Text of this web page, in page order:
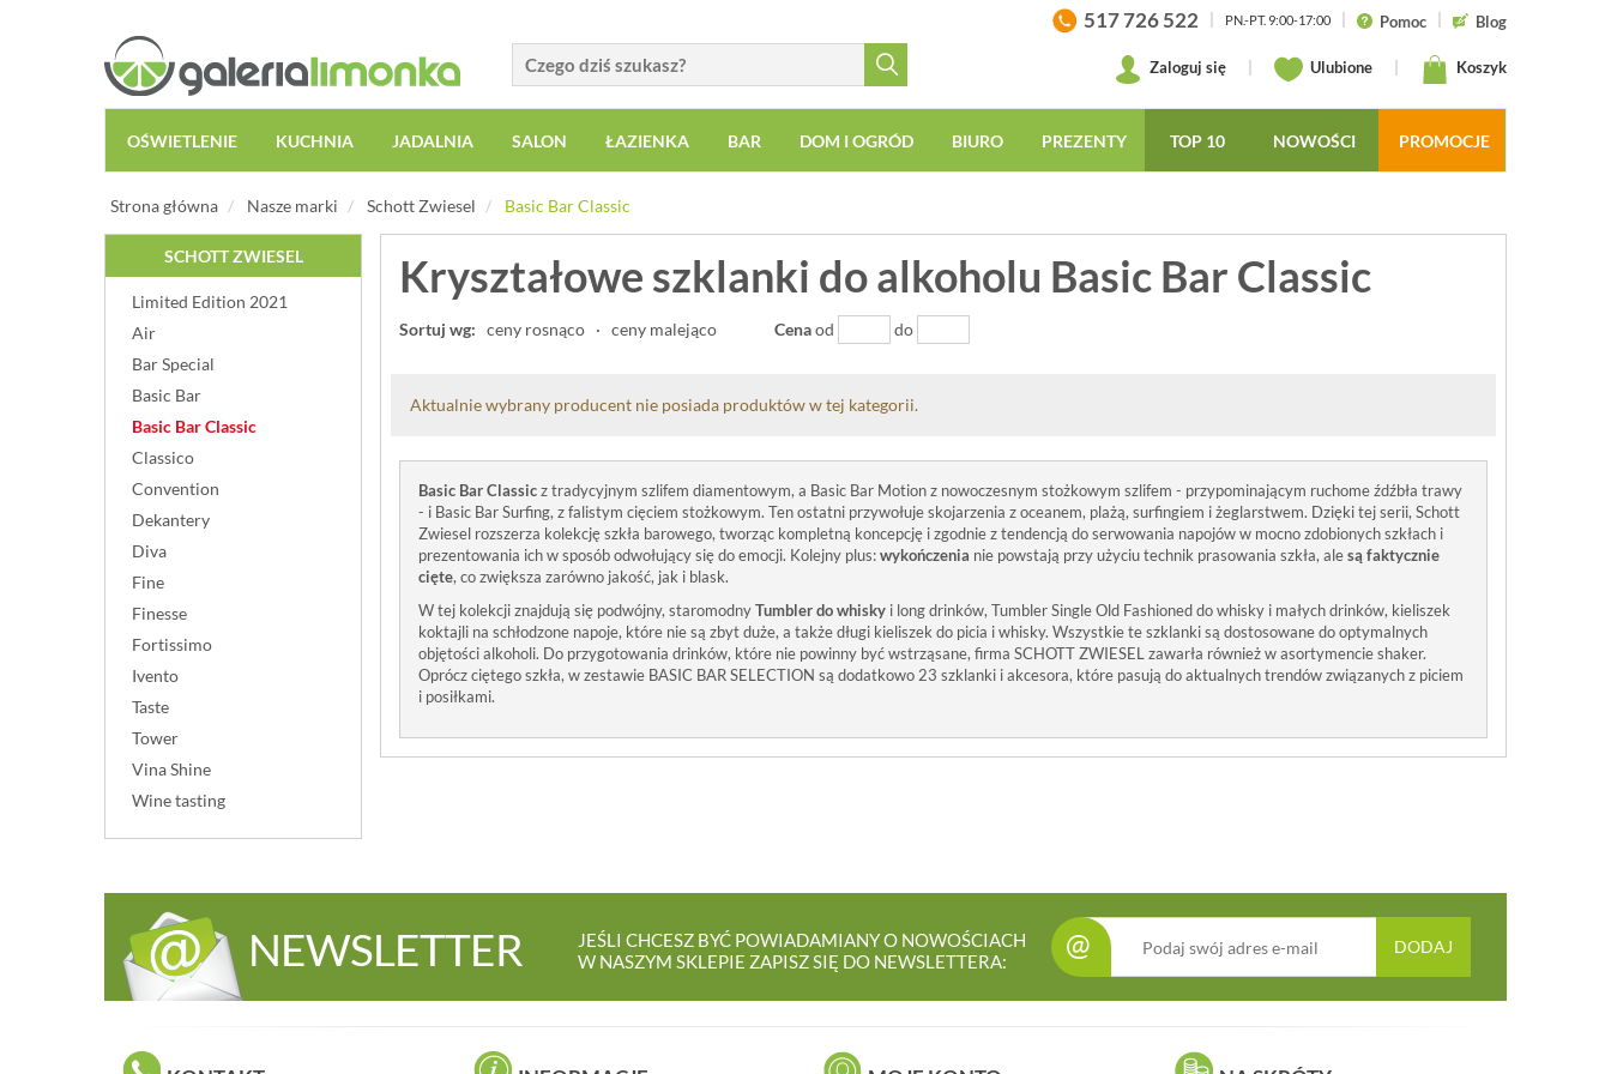
517 726 522 PN.-PT. 9:00-17:00 Pomoc Blog
Zaloguj się Ulubione Koszyk
OŚWIETLENIE KUCHNIA JADALNIA SALON ŁAZIENKA BAR DOM I OGRÓD BIURO PREZENTY TOP 10 NOWOŚCI PROMOCJE
Strona główna Nasze marki Schott Zwiesel Basic Bar Classic
SCHOTT ZWIESEL
Limited Edition 2021
Air
Bar Special
Basic Bar
Basic Bar Classic
Classico
Convention
Dekantery
Diva
Fine
Finesse
Fortissimo
Ivento
Taste
Tower
Vina Shine
Wine tasting
Kryształowe szklanki do alkoholu Basic Bar Classic
Sortuj wg: ceny rosnąco · ceny malejąco Cenaod do
Aktualnie wybrany producent nie posiada produktów w tej kategorii.
Basic Bar Classicz tradycyjnym szlifem diamentowym, a Basic Bar Motion z nowoczesnym stożkowym szlifem - przypominającym ruchome źdźbła trawy
- i Basic Bar Surfing, z falistym cięciem stożkowym. Ten ostatni przywołuje skojarzenia z oceanem, plażą, surfingiem i żeglarstwem. Dzięki tej serii, Schott
Zwiesel rozszerza kolekcję szkła barowego, tworząc kompletną koncepcję i zgodnie z tendencją do serwowania napojów w mocno zdobionych szkłach i
prezentowania ich w sposób odwołujący się do emocji. Kolejny plus:wykończenia nie powstają przy użyciu technik prasowania szkła, alesą faktycznie
cięte, co zwiększa zarówno jakość, jak i blask.
W tej kolekcji znajdują się podwójny, staromodnyTumbler do whisky i long drinków, Tumbler Single Old Fashioned do whisky i małych drinków, kieliszek
koktajli na schłodzone napoje, które nie są zbyt duże, a także długi kieliszek do picia i whisky. Wszystkie te szklanki są dostosowane do optymalnych
objętości alkoholi. Do przygotowania drinków, które nie powinny być wstrząsane, firma SCHOTT ZWIESEL zawarła również w asortymencie shaker.
Oprócz ciętego szkła, w zestawie BASIC BAR SELECTION są dodatkowo 23 szklanki i akcesora, które pasują do aktualnych trendów związanych z piciem
i posiłkami.
NEWSLETTER
JEŚLI CHCESZ BYĆ POWIADAMIANY O NOWOŚCIACH
W NASZYM SKLEPIE ZAPISZ SIĘ DO NEWSLETTERA:
@ DODAJ